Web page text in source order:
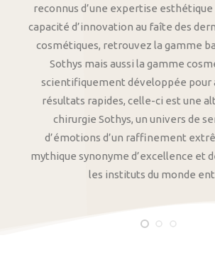
reconnus d’une expertise
capacité d’innovation au faîte des
cosmétiques, retrouvez la gamme
Sothys mais aussi la gamme
scientifiquement développée pour
résultats rapides, celle-ci est une
chirurgie Sothys, un univers de
d’émotions d’un raffinement
mythique synonyme d’excellence et
les instituts du monde